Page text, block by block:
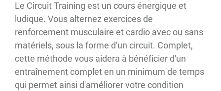
Le Circuit Training est un cours énergique et
ludique. Vous alternez exercices de
renforcement musculaire et cardio avec ou sans
matériels, sous la forme d'un circuit. Complet,
cette méthode vous aidera à bénéficier d'un
entraînement complet en un minimum de temps
qui permet ainsi d'améliorer votre condition